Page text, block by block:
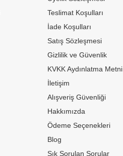
Teslimat Koşulları
İade Koşulları
Satış Sözleşmesi
Gizlilik ve Güvenlik
KVKK Aydınlatma Metni
İletişim
Alışveriş Güvenliği
Hakkımızda
Ödeme Seçenekleri
Blog
Sık Sorulan Sorular